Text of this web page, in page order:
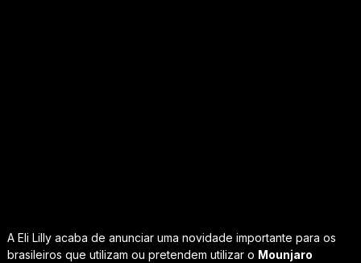
A Eli Lilly acaba de anunciar uma novidade importante para os
brasileiros que utilizam ou pretendem utilizar o Mounjaro